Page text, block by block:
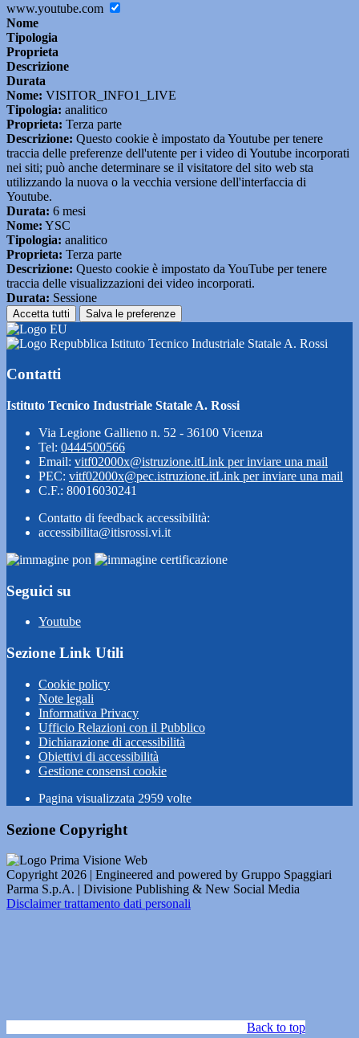
www.youtube.com
Nome
Tipologia
Proprieta
Descrizione
Durata
Nome: VISITOR_INFO1_LIVE
Tipologia: analitico
Proprieta: Terza parte
Descrizione: Questo cookie è impostato da Youtube per tenere
traccia delle preferenze dell'utente per i video di Youtube incorporati
nei siti; può anche determinare se il visitatore del sito web sta
utilizzando la nuova o la vecchia versione dell'interfaccia di
Youtube.
Durata: 6 mesi
Nome: YSC
Tipologia: analitico
Proprieta: Terza parte
Descrizione: Questo cookie è impostato da YouTube per tenere
traccia delle visualizzazioni dei video incorporati.
Durata: Sessione
Accetta tutti Salva le preferenze
Istituto Tecnico Industriale Statale A. Rossi
Contatti
Istituto Tecnico Industriale Statale A. Rossi
Via Legione Gallieno n. 52 - 36100 Vicenza
Tel: 0444500566
Email: vitf02000x@istruzione.itLink per inviare una mail
PEC: vitf02000x@pec.istruzione.itLink per inviare una mail
C.F.: 80016030241
Contatto di feedback accessibilità:
accessibilita@itisrossi.vi.it
Seguici su
Youtube
Sezione Link Utili
Cookie policy
Note legali
Informativa Privacy
Ufficio Relazioni con il Pubblico
Dichiarazione di accessibilità
Obiettivi di accessibilità
Gestione consensi cookie
Pagina visualizzata 2959 volte
Sezione Copyright
Copyright 2026 | Engineered and powered by Gruppo Spaggiari
Parma S.p.A. | Divisione Publishing & New Social Media
Disclaimer trattamento dati personali
Back to top